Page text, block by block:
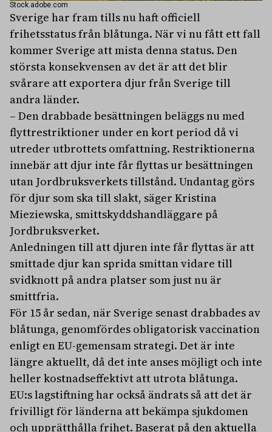
Stock.adobe.com
Sverige har fram tills nu haft officiell
frihetsstatus från blåtunga. När vi nu fått ett fall
kommer Sverige att mista denna status. Den
största konsekvensen av det är att det blir
svårare att exportera djur från Sverige till
andra länder.
– Den drabbade besättningen beläggs nu med
flyttrestriktioner under en kort period då vi
utreder utbrottets omfattning. Restriktionerna
innebär att djur inte får flyttas ur besättningen
utan Jordbruksverkets tillstånd. Undantag görs
för djur som ska till slakt, säger Kristina
Mieziewska, smittskyddshandläggare på
Jordbruksverket.
Anledningen till att djuren inte får flyttas är att
smittade djur kan sprida smittan vidare till
svidknott på andra platser som just nu är
smittfria.
För 15 år sedan, när Sverige senast drabbades av
blåtunga, genomfördes obligatorisk vaccination
enligt en EU-gemensam strategi. Det är inte
längre aktuellt, då det inte anses möjligt och inte
heller kostnadseffektivt att utrota blåtunga.
EU:s lagstiftning har också ändrats så att det är
frivilligt för länderna att bekämpa sjukdomen
och upprätthålla frihet. Baserat på den aktuella